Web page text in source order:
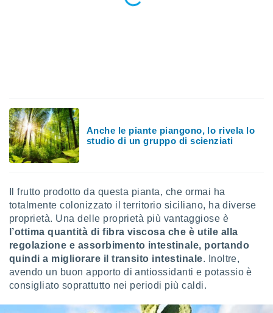
profili
degli
dei
il
o la
di
Anche le piante piangono, lo rivela lo
studio di un gruppo di scienziati
Il frutto prodotto da questa pianta, che ormai ha
totalmente colonizzato il territorio siciliano, ha diverse
proprietà. Una delle proprietà più vantaggiose è
l’ottima quantità di fibra viscosa che è utile alla
regolazione e assorbimento intestinale, portando
quindi a migliorare il transito intestinale. Inoltre,
avendo un buon apporto di antiossidanti e potassio è
consigliato soprattutto nei periodi più caldi.